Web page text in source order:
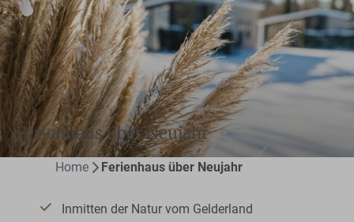
Ferienhaus über Neujahr
Home Ferienhaus über Neujahr
Inmitten der Natur vom Gelderland